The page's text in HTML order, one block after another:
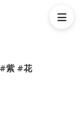
紫 #花